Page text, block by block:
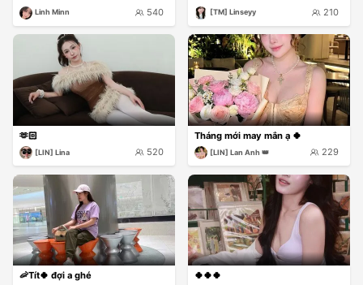
Linh Minn 540 [TM] Linseyy 210
🫶🏻
[LIN] Lina 520
Tháng mới may mắn ạ 🍀
[LIN] Lan Anh 👑 229
🦐Tít🍀 đợi a ghé 🍀🍀🍀